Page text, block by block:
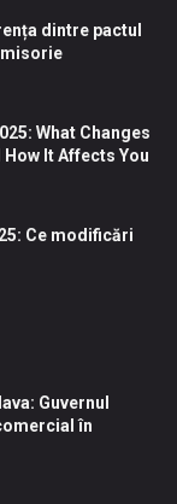
dintre pactul
What Changes
It Affects You
Ce modificări
Guvernul
în